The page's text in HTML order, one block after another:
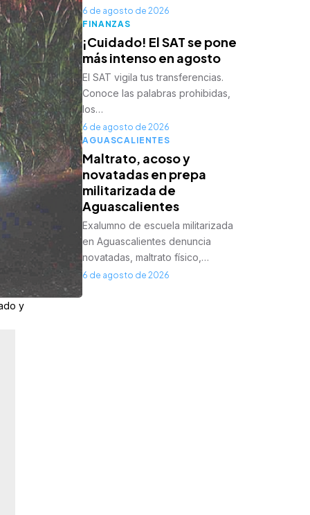
y
6 de agosto de 2026
FINANZAS
¡Cuidado! El SAT se pone
más intenso en agosto
El SAT vigila tus transferencias.
Conoce las palabras prohibidas,
los…
6 de agosto de 2026
AGUASCALIENTES
Maltrato, acoso y
novatadas en prepa
militarizada de
Aguascalientes
Exalumno de escuela militarizada
en Aguascalientes denuncia
novatadas, maltrato físico,…
6 de agosto de 2026